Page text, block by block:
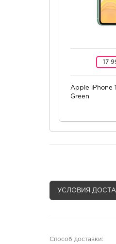
17
Apple iPhone
Green
УСЛОВИЯ
Способ доставки: